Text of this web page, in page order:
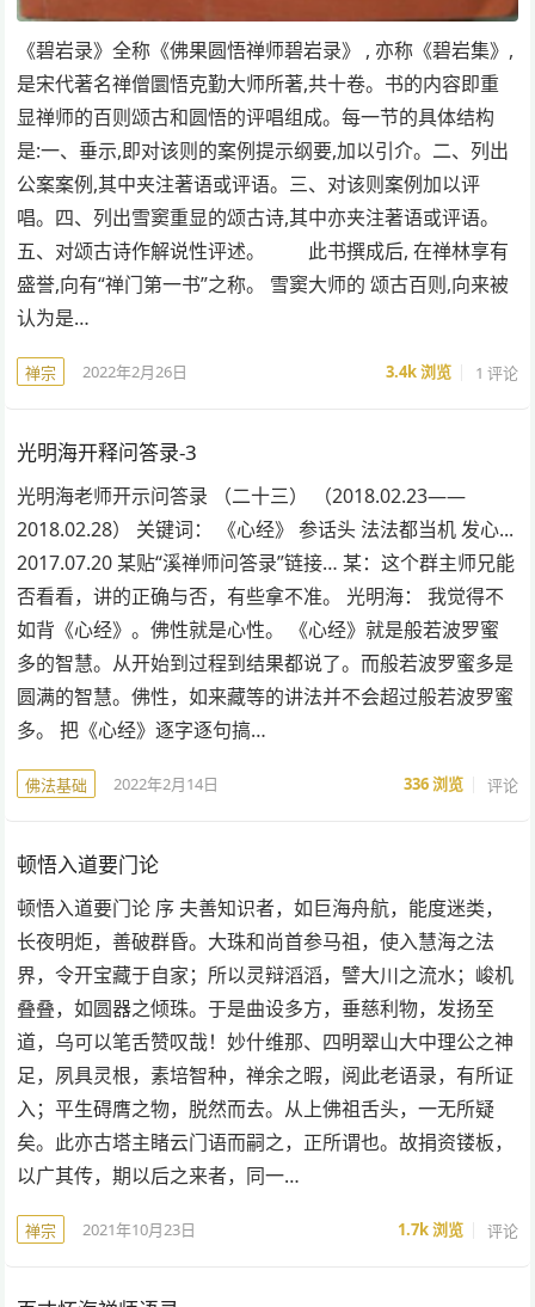
《碧岩录》全称《佛果圆悟禅师碧岩录》 , 亦称《碧岩集》,
是宋代著名禅僧圜悟克勤大师所著,共十卷。书的内容即重
显禅师的百则颂古和圆悟的评唱组成。每一节的具体结构
是:一、垂示,即对该则的案例提示纲要,加以引介。二、列出
公案案例,其中夹注著语或评语。三、对该则案例加以评
唱。四、列出雪窦重显的颂古诗,其中亦夹注著语或评语。
五、对颂古诗作解说性评述。 此书撰成后, 在禅林享有
盛誉,向有“禅门第一书”之称。 雪窦大师的 颂古百则,向来被
认为是…
禅宗 2022年2月26日 3.4k浏览 1 评论
光明海开释问答录-3
光明海老师开示问答录 （二十三） （2018.02.23——
2018.02.28） 关键词： 《心经》 参话头 法法都当机 发心...
2017.07.20 某贴“溪禅师问答录”链接… 某：这个群主师兄能
否看看，讲的正确与否，有些拿不准。 光明海： 我觉得不
如背《心经》。佛性就是心性。 《心经》就是般若波罗蜜
多的智慧。从开始到过程到结果都说了。而般若波罗蜜多是
圆满的智慧。佛性，如来藏等的讲法并不会超过般若波罗蜜
多。 把《心经》逐字逐句搞…
佛法基础 2022年2月14日 336浏览 评论
顿悟入道要门论
顿悟入道要门论 序 夫善知识者，如巨海舟航，能度迷类，
长夜明炬，善破群昏。大珠和尚首参马祖，使入慧海之法
界，令开宝藏于自家；所以灵辩滔滔，譬大川之流水；峻机
叠叠，如圆器之倾珠。于是曲设多方，垂慈利物，发扬至
道，乌可以笔舌赞叹哉！妙什维那、四明翠山大中理公之神
足，夙具灵根，素培智种，禅余之暇，阅此老语录，有所证
入；平生碍膺之物，脱然而去。从上佛祖舌头，一无所疑
矣。此亦古塔主睹云门语而嗣之，正所谓也。故捐资镂板，
以广其传，期以后之来者，同一…
禅宗 2021年10月23日 1.7k浏览 评论